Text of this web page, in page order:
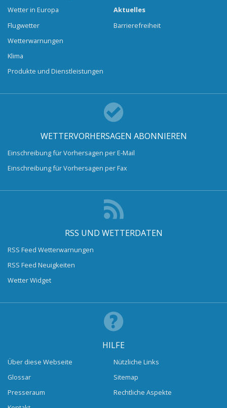
Wetter in Europa
Flugwetter
Wetterwarnungen
Klima
Produkte und Dienstleistungen
Aktuelles
Barrierefreiheit
WETTERVORHERSAGEN ABONNIEREN
Einschreibung für Vorhersagen per E-Mail
Einschreibung für Vorhersagen per Fax
RSS UND WETTERDATEN
RSS Feed Wetterwarnungen
RSS Feed Neuigkeiten
Wetter Widget
HILFE
Über diese Webseite
Glossar
Presseraum
Nützliche Links
Sitemap
Rechtliche Aspekte